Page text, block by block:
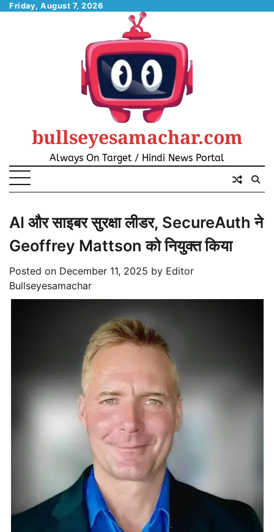
SkipFriday, August 7, 2026
bullseyesamachar.com
Always On Target / Hindi News Portal
AI और साइबर सुरक्षा लीडर, SecureAuth ने
Geoffrey Mattson को नियुक्त किया
Posted on December 11, 2025 by Editor
Bullseyesamachar